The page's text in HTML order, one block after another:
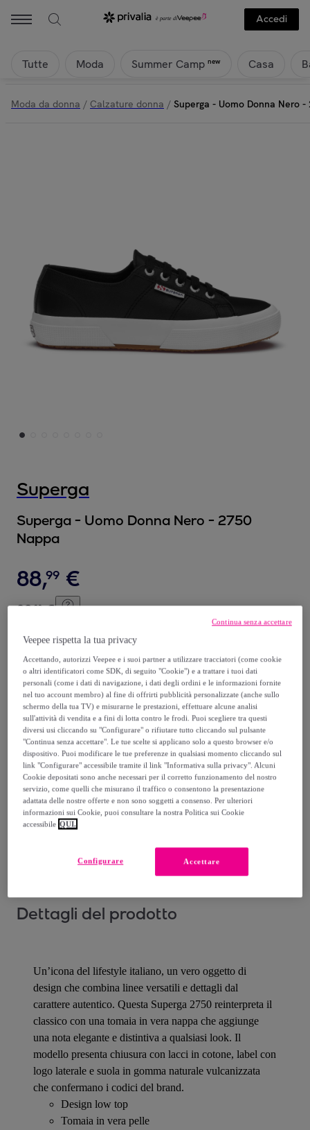
Accedi
Tutte Moda Summer Camp new Casa
Moda da donna / Calzature donna / Superga - Uomo Donna Nero -
Superga
Superga - Uomo Donna Nero - 2750
Nappa
88,99 €
99,00 €
Venduto da Superga
Consegna
Spedizione gratuita
Consegna: tra il12/08e il15/08
Come funziona?
Dettagli del prodotto
Un’icona del lifestyle italiano, un vero oggetto di
design che combina linee versatili e dettagli dal
carattere autentico. Questa Superga 2750 reinterpreta il
classico con una tomaia in vera nappa che aggiunge
una nota elegante e distintiva a qualsiasi look. Il
modello presenta chiusura con lacci in cotone, label con
logo laterale e suola in gomma naturale vulcanizzata
che confermano i codici del brand.
Design low top
Tomaia in vera pelle
Veepee rispetta la tua privacy
Accettando, autorizzi Veepee e i suoi partner a utilizzare tracciatori (come cookie
o altri identificatori come SDK, di seguito "Cookie") e a trattare i tuoi dati
personali (come i dati di navigazione, i dati degli ordini e le informazioni fornite
nel tuo account membro) al fine di offrirti pubblicità personalizzate (anche sullo
schermo della tua TV) e misurarne le prestazioni, effettuare alcune analisi
sull'attività di vendita e a fini di lotta contro le frodi. Puoi scegliere tra questi
diversi usi cliccando su "Configurare" o rifiutare tutto cliccando sul pulsante
"Continua senza accettare". Le tue scelte si applicano solo a questo browser e/o
dispositivo. Puoi modificare le tue preferenze in qualsiasi momento cliccando sul
link "Configurare" accessibile tramite il link "Informativa sulla privacy". Alcuni
Cookie depositati sono anche necessari per il corretto funzionamento del nostro
servizio, come quelli che misurano il traffico o consentono la presentazione
adattata delle nostre offerte e non sono soggetti a consenso. Per ulteriori
informazioni sui Cookie, puoi consultare la nostra Politica sui Cookie
accessibile QUI.
Accettare
Configurare
Continua senza accettare